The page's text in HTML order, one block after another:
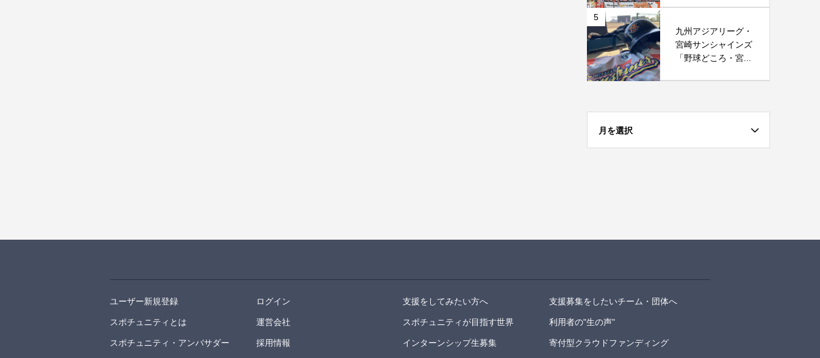
5
九州アジアリーグ・
宮崎サンシャインズ
「野球どころ・宮...
月を選択
ユーザー新規登録 ログイン 支援をしてみたい方へ 支援募集をしたいチーム・団体へ
スポチュニティとは 運営会社 スポチュニティが目指す世界 利用者の"生の声"
スポチュニティ・アンバサダー 採用情報 インターンシップ生募集 寄付型クラウドファンディング